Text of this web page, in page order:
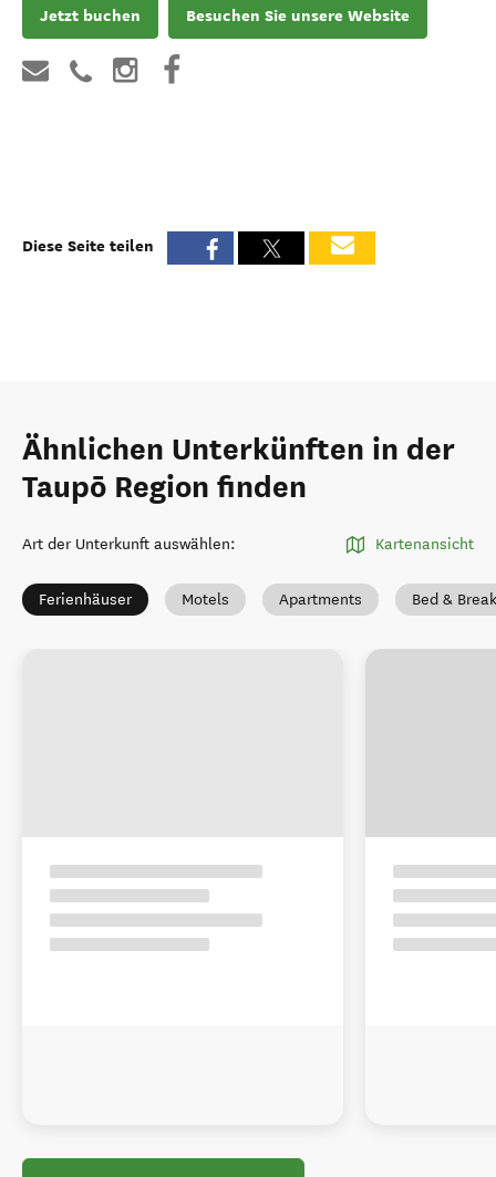
Jetzt buchen Besuchen Sie unsere Website
Diese Seite teilen
Ähnlichen Unterkünften in der
Taupō Region finden
Art der Unterkunft auswählen: Kartenansicht
Ferienhäuser Motels Apartments Bed &